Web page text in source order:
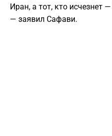
Иран, а тот, кто исчезнет
— заявил Сафави.